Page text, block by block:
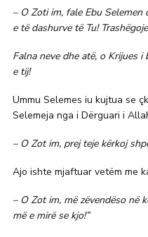
– O Zoti im, fale Ebu
e të dashurve të Tu!
Falna neve dhe atë, o Krijues
e tij!
Ummu Selemes iu kujtua se
Selemeja nga i Dërguari i
– O Zot im, prej teje kërkoj
Ajo ishte mjaftuar vetëm me
– O Zot im, më zëvendëso në
më e mirë se kjo!”